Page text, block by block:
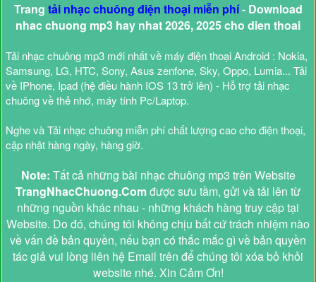
Trang tải nhạc chuông điện thoại miễn phí- Download
nhac chuong mp3 hay nhat 2026, 2025 cho dien thoai
Tải nhạc chuông mp3 mới nhất về máy điện thoại Android : Nokia,
Samsung, LG, HTC, Sony, Asus zenfone, Sky, Oppo, Lumia... Tải
về IPhone, Ipad (hệ điều hành IOS 13 trở lên) - Hỗ trợ tải nhạc
chuông về thẻ nhớ, máy tính Pc/Laptop.
Nghe và Tải nhạc chuông miễn phí chất lượng cao cho điện thoại,
cập nhật hàng ngày, hàng giờ.
Note: Tất cả những bài nhạc chuông mp3 trên Website
TrangNhacChuong.Comđược sưu tầm, gửi và tải lên từ
những nguồn khác nhau - những khách hàng truy cập tại
Website. Do đó, chúng tôi không chịu bất cứ trách nhiệm nào
về vấn đề bản quyền, nếu bạn có thắc mắc gì về bản quyền
tác giả vui lòng liên hệ Email trên để chúng tôi xóa bỏ khỏi
website nhé. Xin Cảm Ơn!